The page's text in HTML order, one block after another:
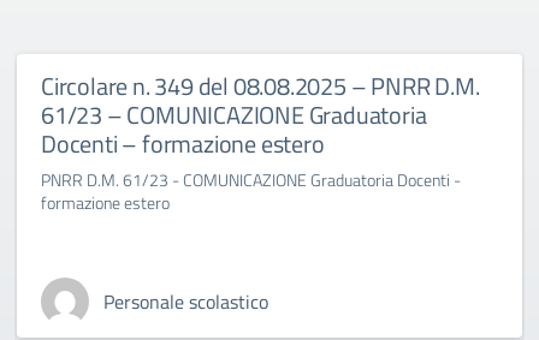
Circolare n. 349 del 08.08.2025 – PNRR D.M.
61/23 – COMUNICAZIONE Graduatoria
Docenti – formazione estero
PNRR D.M. 61/23 - COMUNICAZIONE Graduatoria Docenti -
formazione estero
Personale scolastico